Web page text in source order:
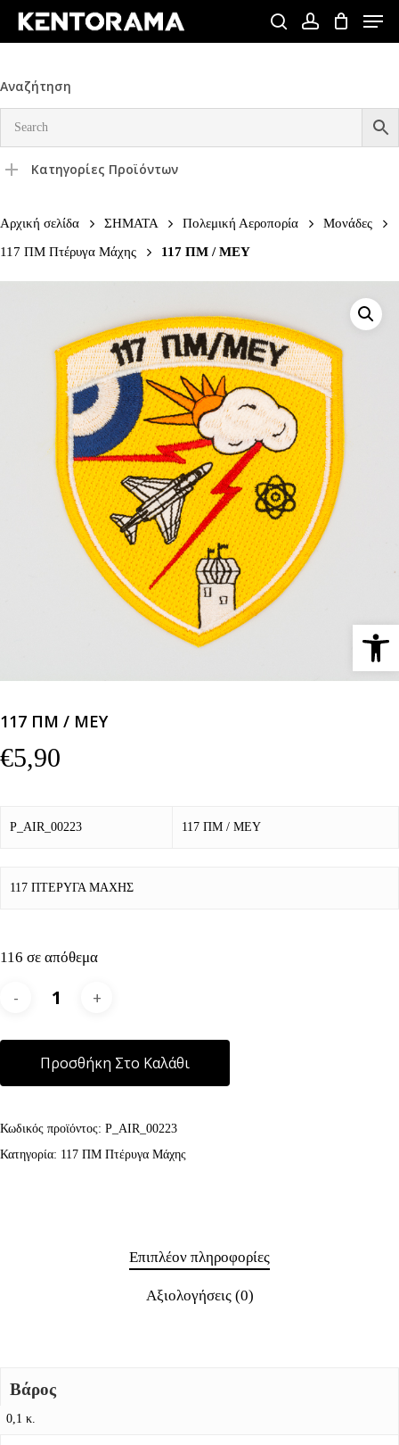
Skip
content
searchaccount
Menu
Αναζήτηση
Κατηγορίες Προϊόντων
Αρχική σελίδα ΣΗΜΑΤΑ Πολεμική Αεροπορία
Μονάδες
117 ΠΜ Πτέρυγα Μάχης
117 ΠΜ / ΜΕΥ
117 ΠΜ / ΜΕΥ
€5,90
P_AIR_00223 117 ΠΜ / ΜΕΥ
117 ΠΤΕΡΥΓΑ ΜΑΧΗΣ
116 σε απόθεμα
Προσθήκη Στο Καλάθι
Κωδικός προϊόντος: P_AIR_00223
Κατηγορία: 117 ΠΜ Πτέρυγα Μάχης
Επιπλέον πληροφορίες
Αξιολογήσεις (0)
Βάρος
0,1 κ.